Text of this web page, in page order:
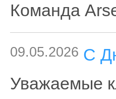
Команда
09.05.2026 C
Уважаемые